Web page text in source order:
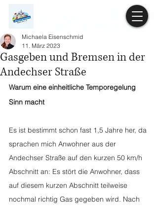
Gasgeben und Bremsen in der
Andechser Straße
Michaela Eisenschmid
11. März 2023
Warum eine einheitliche Temporegelung
Sinn macht
Es ist bestimmt schon fast 1,5 Jahre her, da
sprachen mich Anwohner aus der
Andechser Straße auf den kurzen 50 km/h
Abschnitt an: Es stört die Anwohner, dass
auf diesem kurzen Abschnitt teilweise
nochmal richtig Gas gegeben wird. Nach